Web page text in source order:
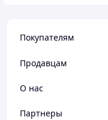
Покупателям
Продавцам
О нас
Партнеры